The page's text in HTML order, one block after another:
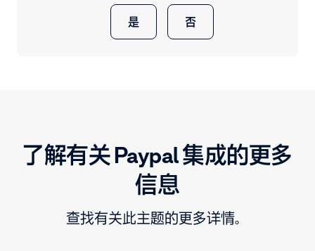
是 否
了解有关 Paypal 集成的更多
信息
查找有关此主题的更多详情。